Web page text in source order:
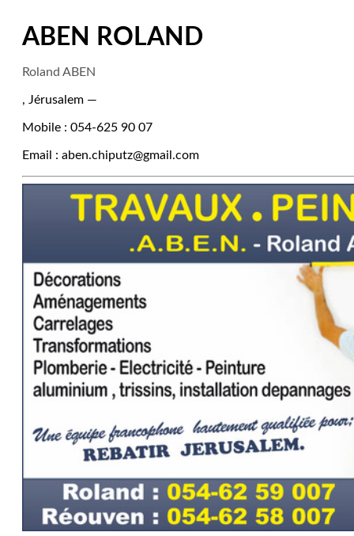
ABEN ROLAND
Roland ABEN
, Jérusalem —
Mobile : 054-625 90 07
Email : aben.chiputz@gmail.com